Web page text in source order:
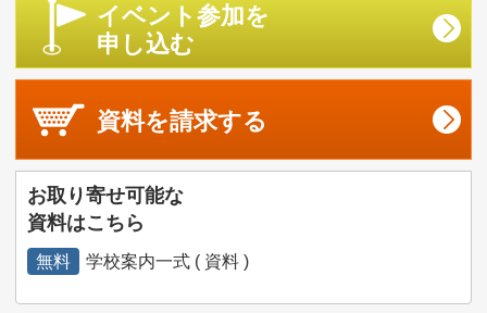
イベント参加を
申し込む
資料を請求する
お取り寄せ可能な
資料はこちら
無料 学校案内一式 ( 資料 )